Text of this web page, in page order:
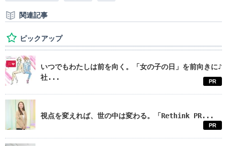
関連記事
ピックアップ
いつでもわたしは前を向く。「女の子の日」を前向きに♪
社...
PR
視点を変えれば、世の中は変わる。「Rethink PR...
PR